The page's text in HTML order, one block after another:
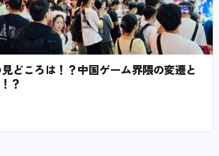
どころは！？中国ゲーム界隈の変遷と
？